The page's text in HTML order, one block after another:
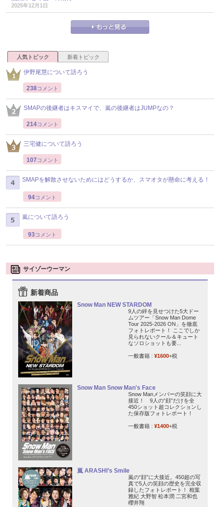
2025年12月1日
人気トピック 新着トピック
伊野尾慧について語ろう
238コメント
SMAPの後継者はキスマイで、嵐の後継者はJUMPなの？
214コメント
三宅健について語ろう
107 コメント
SMAPを解散させないためにはどうするか、スマオタが懸命に考える！
94コメント
嵐について語ろう
93コメント
サイゾーウーマン
新着商品
Snow Man NEW STARDOM
9人の絆を見せつけた5大ドー
ムツアー「Snow Man Dome
Tour 2025-2026 ON」を徹底
フォトレポート！ ここでしか
見られないクール＆キュート
なソロショットも要...
一般書籍 : ¥1600+税
Snow Man Snow Man's Face
Snow Manメンバーの笑顔に大
接近！ 9人の“顔”だけを全
450ショット超コレクションし
た保存版フォトレポート！
一般書籍 : ¥1400+税
嵐 ARASHI’s Smile
嵐の“顔”に大接近。450超の写
真で5人の笑顔の歴史を完全収
録したフォトレポート！ 相葉
雅紀 大野智 松本潤 二宮和也
櫻井翔